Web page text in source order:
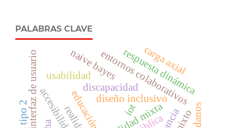
PALABRAS CLAVE
entornos colaborativos
diseño inclusivo
interfaz de usuario discapacidad
usabilidadnaive bayesrespuesta dinámica
carga axial
iot